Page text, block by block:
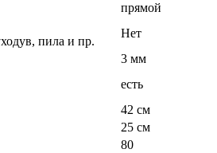
прямой
пила и пр.
Нет
3 мм
есть
42 см
25 см
80